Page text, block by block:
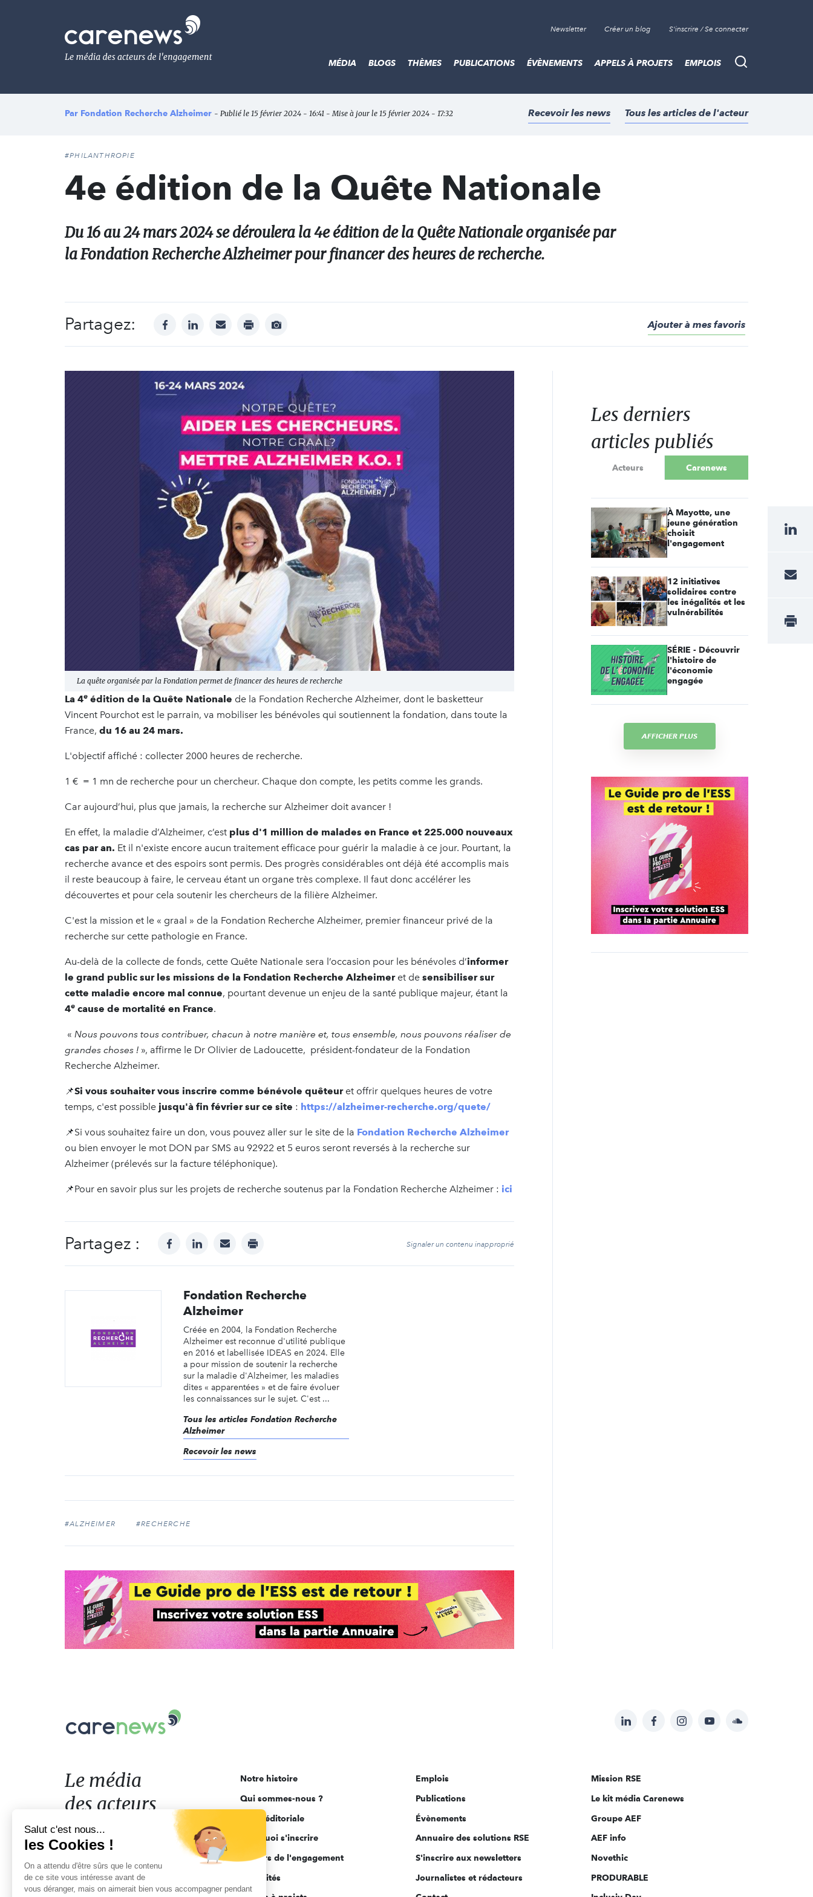
Le
média
de
l'engagement
Newsletter Créer un blog S'inscrire / Se connecter
Recherche
MÉDIA BLOGS THÈMES PUBLICATIONS ÉVÈNEMENTS APPELS À PROJETS EMPLOIS
Par Fondation Recherche Alzheimer - Publié le 15 février 2024 - 16:41 - Mise à jour le 15 février 2024 - 17:32 Recevoir les news Tous les articles de l'acteur
#PHILANTHROPIE
4e édition de la Quête Nationale
Du 16 au 24 mars 2024 se déroulera la 4e édition de la Quête Nationale organisée par
la Fondation Recherche Alzheimer pour financer des heures de recherche.
Partagez: facebooklinkedinmail print
Afficher
Ajouter à mes favoris
La quête organisée par la Fondation permet de financer des heures de recherche
La 4e édition de la Quête Nationale de la Fondation Recherche Alzheimer, dont le basketteur
Vincent Pourchot est le parrain, va mobiliser les bénévoles qui soutiennent la fondation, dans toute la
France, du 16 au 24 mars.
L'objectif affiché : collecter 2000 heures de recherche.
1 € = 1 mn de recherche pour un chercheur. Chaque don compte, les petits comme les grands.
Car aujourd’hui, plus que jamais, la recherche sur Alzheimer doit avancer !
En effet, la maladie d’Alzheimer, c’est plus d'1 million de malades en France et 225.000 nouveaux
cas par an. Et il n'existe encore aucun traitement efficace pour guérir la maladie à ce jour. Pourtant, la
recherche avance et des espoirs sont permis. Des progrès considérables ont déjà été accomplis mais
il reste beaucoup à faire, le cerveau étant un organe très complexe. Il faut donc accélérer les
découvertes et pour cela soutenir les chercheurs de la filière Alzheimer.
C'est la mission et le « graal » de la Fondation Recherche Alzheimer, premier financeur privé de la
recherche sur cette pathologie en France.
Au-delà de la collecte de fonds, cette Quête Nationale sera l’occasion pour les bénévoles d’informer
le grand public sur les missions de la Fondation Recherche Alzheimer et de sensibiliser sur
cette maladie encore mal connue, pourtant devenue un enjeu de la santé publique majeur, étant la
4e cause de mortalité en France.
« Nous pouvons tous contribuer, chacun à notre manière et, tous ensemble, nous pouvons réaliser de
grandes choses ! », affirme le Dr Olivier de Ladoucette, président-fondateur de la Fondation
Recherche Alzheimer.
📌Si vous souhaiter vous inscrire comme bénévole quêteur et offrir quelques heures de votre
temps, c'est possible jusqu'à fin février sur ce site : https://alzheimer-recherche.org/quete/
📌Si vous souhaitez faire un don, vous pouvez aller sur le site de la Fondation Recherche Alzheimer
ou bien envoyer le mot DON par SMS au 92922 et 5 euros seront reversés à la recherche sur
Alzheimer (prélevés sur la facture téléphonique).
📌Pour en savoir plus sur les projets de recherche soutenus par la Fondation Recherche Alzheimer : ici
Partagez : facebooklinkedinmail print Signaler un contenu inapproprié
Fondation Recherche
Alzheimer
Créée en 2004, la Fondation Recherche
Alzheimer est reconnue d'utilité publique
en 2016 et labellisée IDEAS en 2024. Elle
a pour mission de soutenir la recherche
sur la maladie d'Alzheimer, les maladies
dites « apparentées » et de faire évoluer
les connaissances sur le sujet. C'est ...
Tous les articles Fondation Recherche
Alzheimer
Recevoir les news
#ALZHEIMER #RECHERCHE
Les derniers
articles publiés
Acteurs Carenews
À Mayotte, une
jeune génération
choisit
l'engagement
12 initiatives
solidaires contre
les inégalités et les
vulnérabilités
SÉRIE - Découvrir
l'histoire de
l'économie
engagée
AFFICHER PLUS
Suivez-
sur:
LinkedInFacebookInstagramYouTubeSoundcloud
Le
acteurs
de
l'engagement
Le média
des acteurs
de l'engagement
Notre histoire
Qui sommes-nous ?
Ligne éditoriale
Pourquoi s'inscrire
Acteurs de l'engagement
Actualités
Emplois
Publications
Évènements
Annuaire des solutions RSE
S'inscrire aux newsletters
Journalistes et rédacteurs
Mission RSE
Le kit média Carenews
Groupe AEF
AEF info
Novethic
PRODURABLE
Salut c'est nous...
les Cookies !
On a attendu d'être sûrs que le contenu
de ce site vous intéresse avant de
vous déranger, mais on aimerait bien vous accompagner pendant